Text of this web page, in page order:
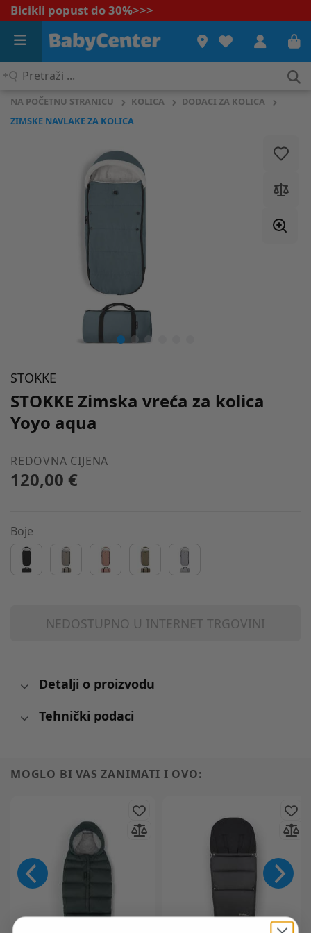
Bicikli popust do 30%>>>
Pretraži
NA POČETNU STRANICU KOLICA
DODACI ZA KOLICA
ZIMSKE NAVLAKE ZA KOLICA
STOKKE
STOKKE Zimska vreća za kolica
Yoyo aqua
REDOVNA CIJENA
120,00 €
Boje
NEDOSTUPNO U INTERNET TRGOVINI
Detalji o proizvodu
Tehnički podaci
MOGLO BI VAS ZANIMATI I OVO: